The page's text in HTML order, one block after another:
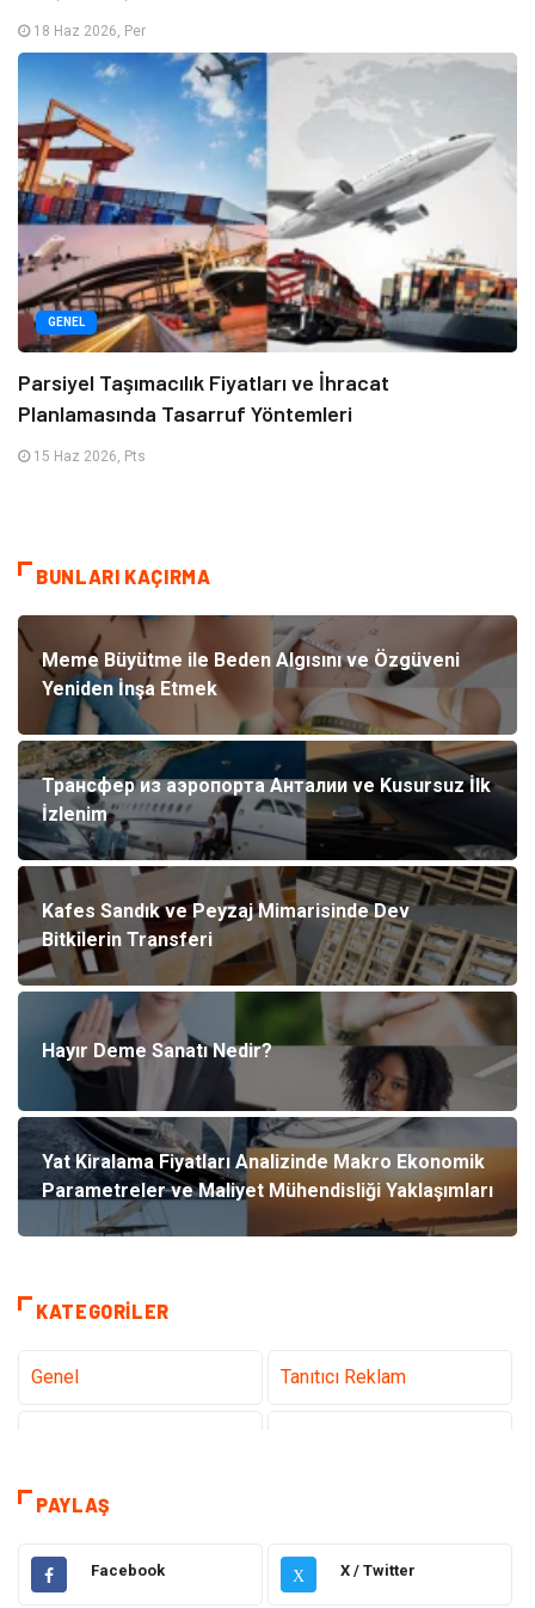
18 Haz 2026, Per
GENEL
Parsiyel Taşımacılık Fiyatları ve İhracat
Planlamasında Tasarruf Yöntemleri
15 Haz 2026, Pts
BUNLARI KAÇIRMA
Meme Büyütme ile Beden Algısını ve Özgüveni
Yeniden İnşa Etmek
Трансфер из аэропорта Анталии ve Kusursuz İlk
İzlenim
Kafes Sandık ve Peyzaj Mimarisinde Dev
Bitkilerin Transferi
Hayır Deme Sanatı Nedir?
Yat Kiralama Fiyatları Analizinde Makro Ekonomik
Parametreler ve Maliyet Mühendisliği Yaklaşımları
KATEGORILER
Genel Tanıtıcı Reklam
Teknoloji & İnternet
Elektrik & Elektronik Dekorasyon
PAYLAŞ
Facebook X X / Twitter